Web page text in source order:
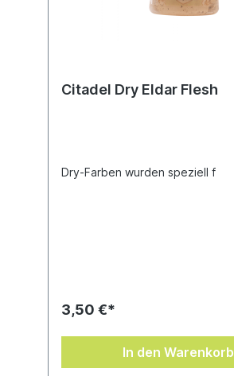
Citadel Dry Eldar Flesh
Dry-Farben wurden speziell f
3,50 €*
In den Warenkorb